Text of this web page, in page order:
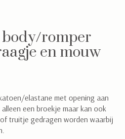
body/romper
en mouw
elastane met opening aan
een broekje maar kan ook
truitje gedragen worden waarbij